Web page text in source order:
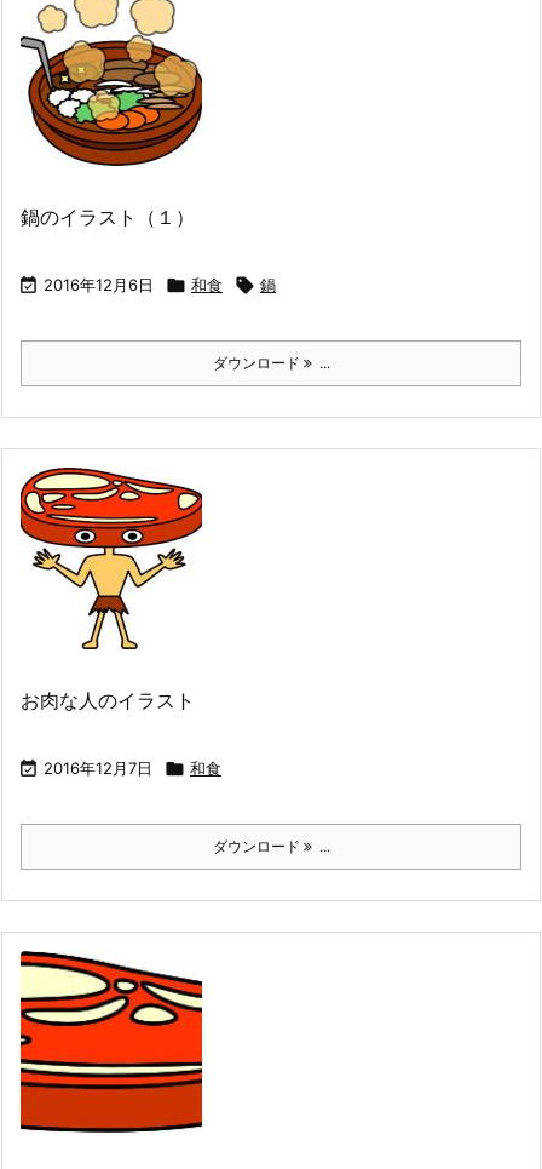
鍋のイラスト（１）
 2016年12月6日  和食  鍋
ダウンロード ...
お肉な人のイラスト
 2016年12月7日  和食
ダウンロード ...